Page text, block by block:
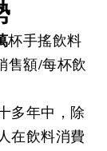
杯手搖飲料
售額/每杯飲
多年中，除
在飲料消費